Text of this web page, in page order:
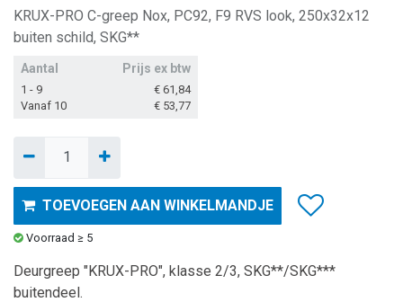
KRUX-PRO C-greep Nox, PC92, F9 RVS look, 250x32x12
buiten schild, SKG**
Aantal Prijs ex btw
1 - 9 € 61,84
Vanaf 10
€ 53,77
TOEVOEGEN AAN WINKELMANDJE
Voorraad ≥ 5
Deurgreep "KRUX-PRO", klasse 2/3, SKG**/SKG***
buitendeel.